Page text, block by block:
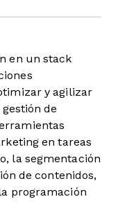
en un stack
y agilizar
de
en tareas
la segmentación
de contenidos,
programación